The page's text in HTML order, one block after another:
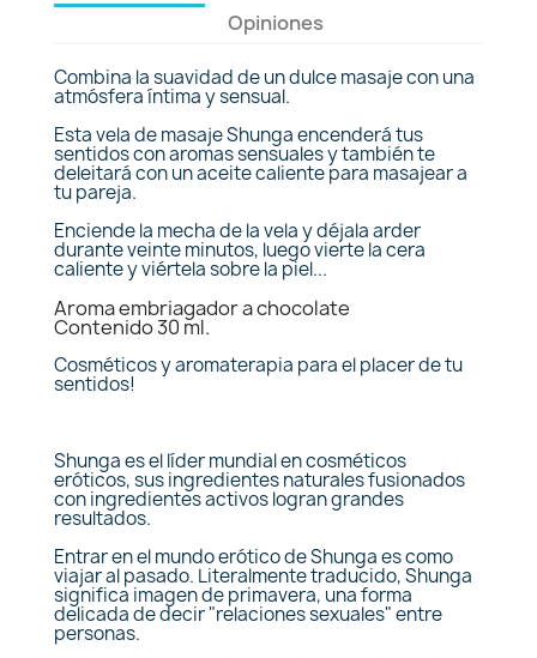
Opiniones
Combina la suavidad de un dulce masaje con una
atmósfera íntima y sensual.
Esta vela de masaje Shunga encenderá tus
sentidos con aromas sensuales y también te
deleitará con un aceite caliente para masajear a
tu pareja.
Enciende la mecha de la vela y déjala arder
durante veinte minutos, luego vierte la cera
caliente y viértela sobre la piel...
Aroma embriagador a chocolate
Contenido 30 ml.
Cosméticos y aromaterapia para el placer de tu
sentidos!
Shunga es el líder mundial en cosméticos
eróticos, sus ingredientes naturales fusionados
con ingredientes activos logran grandes
resultados.
Entrar en el mundo erótico de Shunga es como
viajar al pasado. Literalmente traducido, Shunga
significa imagen de primavera, una forma
delicada de decir "relaciones sexuales" entre
personas.